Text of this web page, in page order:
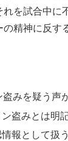
を試合中に
精神に反す
みを疑う声
盗みとは明
報として扱